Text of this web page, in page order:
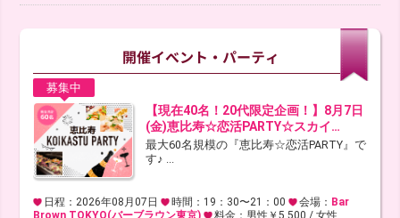
募集中
【現在40名！20代限定企画！】8月7日
(金)恵比寿☆恋活PARTY☆スカイ…
最大60名規模の『恵比寿☆恋活PARTY』で
す♪ ...
日程：2026年08月07日 時間：19：30〜21：00 会場： Bar
Brown TOKYO(バーブラウン東京)
料金：男性￥5,500 / 女性